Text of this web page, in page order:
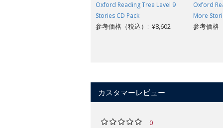
Oxford Reading Tree Level 9
Stories CD Pack
参考価格（税込）: ¥8,602
Oxford
More
参考価格
カスタマーレビュー
0